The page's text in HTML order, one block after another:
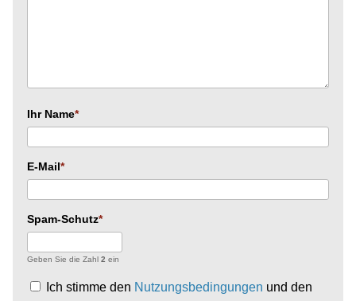
Ihr Name
E-Mail
Spam-Schutz
Geben Sie die Zahl 2 ein
Ich stimme den Nutzungsbedingungen und den